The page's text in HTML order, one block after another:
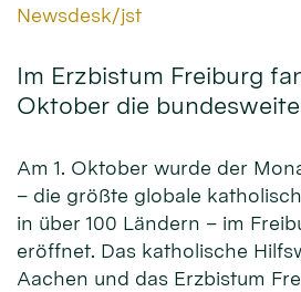
Von:
Newsdesk/jst
Im Erzbistum Freiburg
Oktober die
Am 1. Oktober wurde der
– die größte globale
in über 100 Ländern – im
eröffnet. Das katholische
Aachen und das Erzbistum